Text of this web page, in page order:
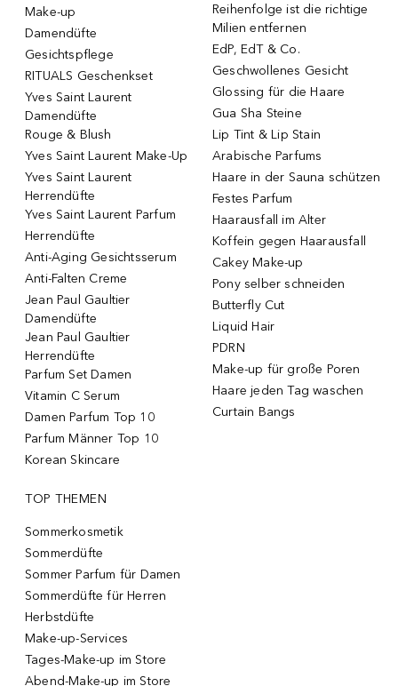
Make-up
Damendüfte
Gesichtspflege
RITUALS Geschenkset
Yves Saint Laurent
Damendüfte
Rouge & Blush
Yves Saint Laurent Make-Up
Yves Saint Laurent
Herrendüfte
Yves Saint Laurent Parfum
Herrendüfte
Anti-Aging Gesichtsserum
Anti-Falten Creme
Jean Paul Gaultier
Damendüfte
Jean Paul Gaultier
Herrendüfte
Parfum Set Damen
Vitamin C Serum
Damen Parfum Top 10
Parfum Männer Top 10
Korean Skincare
Reihenfolge ist die richtige
Milien entfernen
EdP, EdT & Co.
Geschwollenes Gesicht
Glossing für die Haare
Gua Sha Steine
Lip Tint & Lip Stain
Arabische Parfums
Haare in der Sauna schützen
Festes Parfum
Haarausfall im Alter
Koffein gegen Haarausfall
Cakey Make-up
Pony selber schneiden
Butterfly Cut
Liquid Hair
PDRN
Make-up für große Poren
Haare jeden Tag waschen
Curtain Bangs
TOP THEMEN
Sommerkosmetik
Sommerdüfte
Sommer Parfum für Damen
Sommerdüfte für Herren
Herbstdüfte
Make-up-Services
Tages-Make-up im Store
Abend-Make-up im Store